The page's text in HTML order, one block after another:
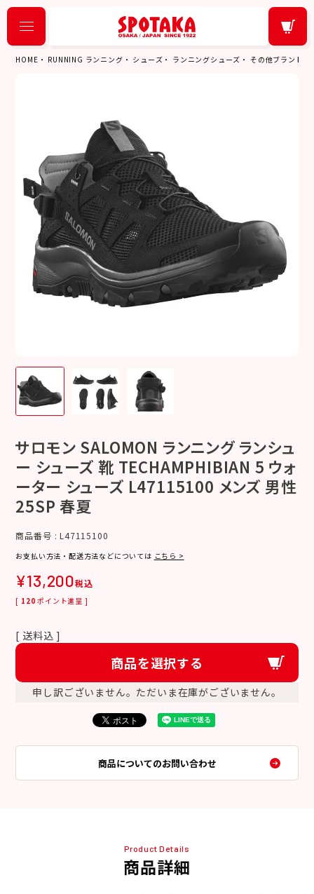
HOME RUNNING ランニング シューズ ランニングシューズ その他ブランド
サロモン SALOMON ランニング ランシュ
ー シューズ 靴 TECHAMPHIBIAN 5 ウォ
ーター シューズ L47115100 メンズ 男性
25SP 春夏
商品番号 L47115100
お支払い方法・配送方法などについては こちら >
¥13,200税込
[ 120 ポイント進呈 ]
送料込
商品を選択する
申し訳ございません。ただいま在庫がございません。
商品についてのお問い合わせ
Product Details
商品詳細